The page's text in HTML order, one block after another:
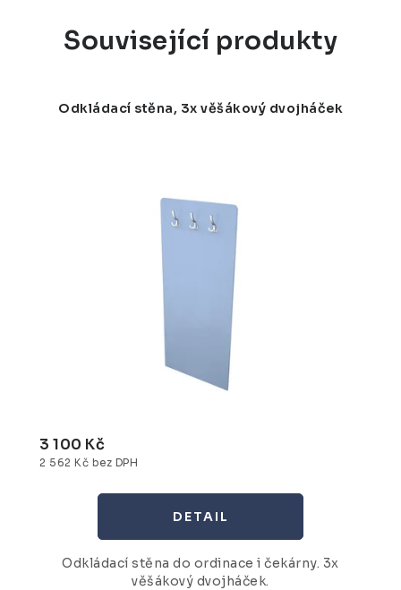
Související produkty
Odkládací stěna, 3x věšákový dvojháček
2 562 Kč bez DPH
3 100 Kč
Odkládací stěna do ordinace i čekárny. 3x
věšákový dvojháček.